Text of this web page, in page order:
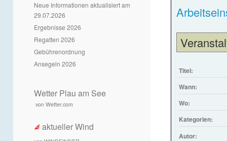
Neue Informationen aktualisiert am
29.07.2026
Ergebnisse 2026
Regatten 2026
Gebührenordnung
Ansegeln 2026
Wetter Plau am See
von Wetter.com
aktueller Wind
Titel:
Wann:
Wo:
Kategorien:
Autor: